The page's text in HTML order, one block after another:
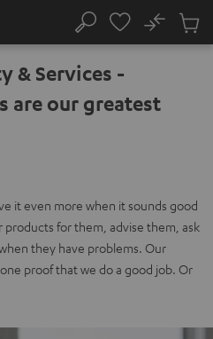
Cerca
No
& Services -
are our greatest
it even more when it sounds good
for them, advise them, ask
they have problems. Our
proof that we do a good job. Or